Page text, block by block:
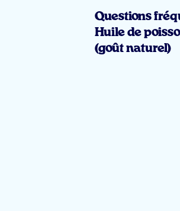
Questions
Huile de
(goût naturel)